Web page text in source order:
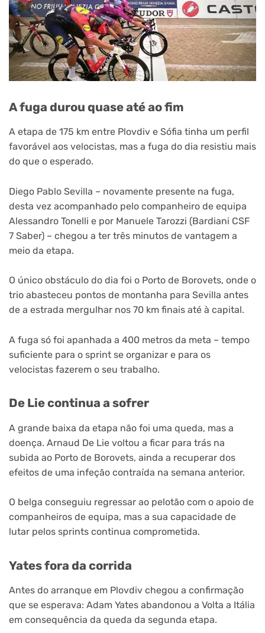
A fuga durou quase até ao fim
A etapa de 175 km entre Plovdiv e Sófia tinha um perfil
favorável aos velocistas, mas a fuga do dia resistiu mais
do que o esperado.
Diego Pablo Sevilla – novamente presente na fuga,
desta vez acompanhado pelo companheiro de equipa
Alessandro Tonelli e por Manuele Tarozzi (Bardiani CSF
7 Saber) – chegou a ter três minutos de vantagem a
meio da etapa.
O único obstáculo do dia foi o Porto de Borovets, onde o
trio abasteceu pontos de montanha para Sevilla antes
de a estrada mergulhar nos 70 km finais até à capital.
A fuga só foi apanhada a 400 metros da meta – tempo
suficiente para o sprint se organizar e para os
velocistas fazerem o seu trabalho.
De Lie continua a sofrer
A grande baixa da etapa não foi uma queda, mas a
doença. Arnaud De Lie voltou a ficar para trás na
subida ao Porto de Borovets, ainda a recuperar dos
efeitos de uma infeção contraída na semana anterior.
O belga conseguiu regressar ao pelotão com o apoio de
companheiros de equipa, mas a sua capacidade de
lutar pelos sprints continua comprometida.
Yates fora da corrida
Antes do arranque em Plovdiv chegou a confirmação
que se esperava: Adam Yates abandonou a Volta a Itália
em consequência da queda da segunda etapa.